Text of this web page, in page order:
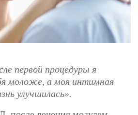
первой процедуры я
моложе, а моя интимная
улучшилась».